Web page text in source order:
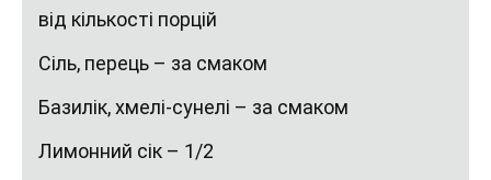
від кількості порцій
Сіль, перець – за смаком
Базилік, хмелі-сунелі – за смаком
Лимонний сік – 1/2